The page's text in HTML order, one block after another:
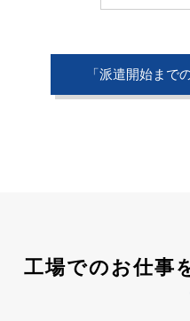
「派遣開始まで
工場でのお仕事